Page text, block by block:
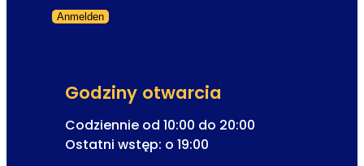
e
e
t
sAnmelden
Godziny otwarcia
Codziennie od 10:00 do 20:00
Ostatni wstęp: o 19:00